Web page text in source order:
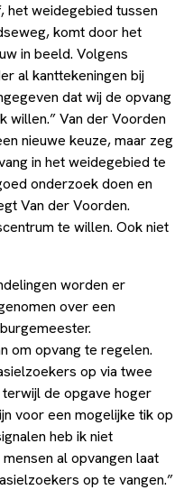
het weidegebied tussen
komt door het
in beeld. Volgens
al kanttekeningen bij
dat wij de opvang
willen.” Van der Voorden
nieuwe keuze, maar zeg
in het weidegebied te
onderzoek doen en
Van der Voorden.
te willen. Ook niet
worden er
over een
om opvang te regelen.
op via twee
de opgave hoger
voor een mogelijke tik op
heb ik niet
al opvangen laat
op te vangen.”